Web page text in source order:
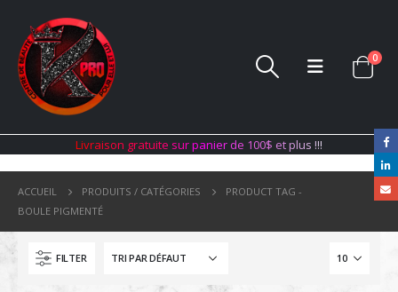
0
Livraison gratuite surpanier de 100$ etplus !!!
ACCUEIL PRODUITS / CATÉGORIES
PRODUCT TAG -
BOULE PIGMENTÉ
FILTER